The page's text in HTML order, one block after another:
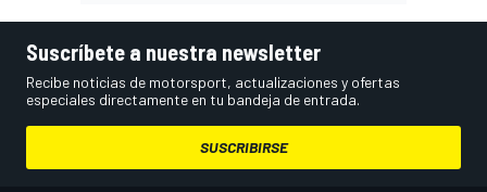
Suscríbete a nuestra newsletter
Recibe noticias de motorsport, actualizaciones y ofertas
especiales directamente en tu bandeja de entrada.
SUSCRIBIRSE